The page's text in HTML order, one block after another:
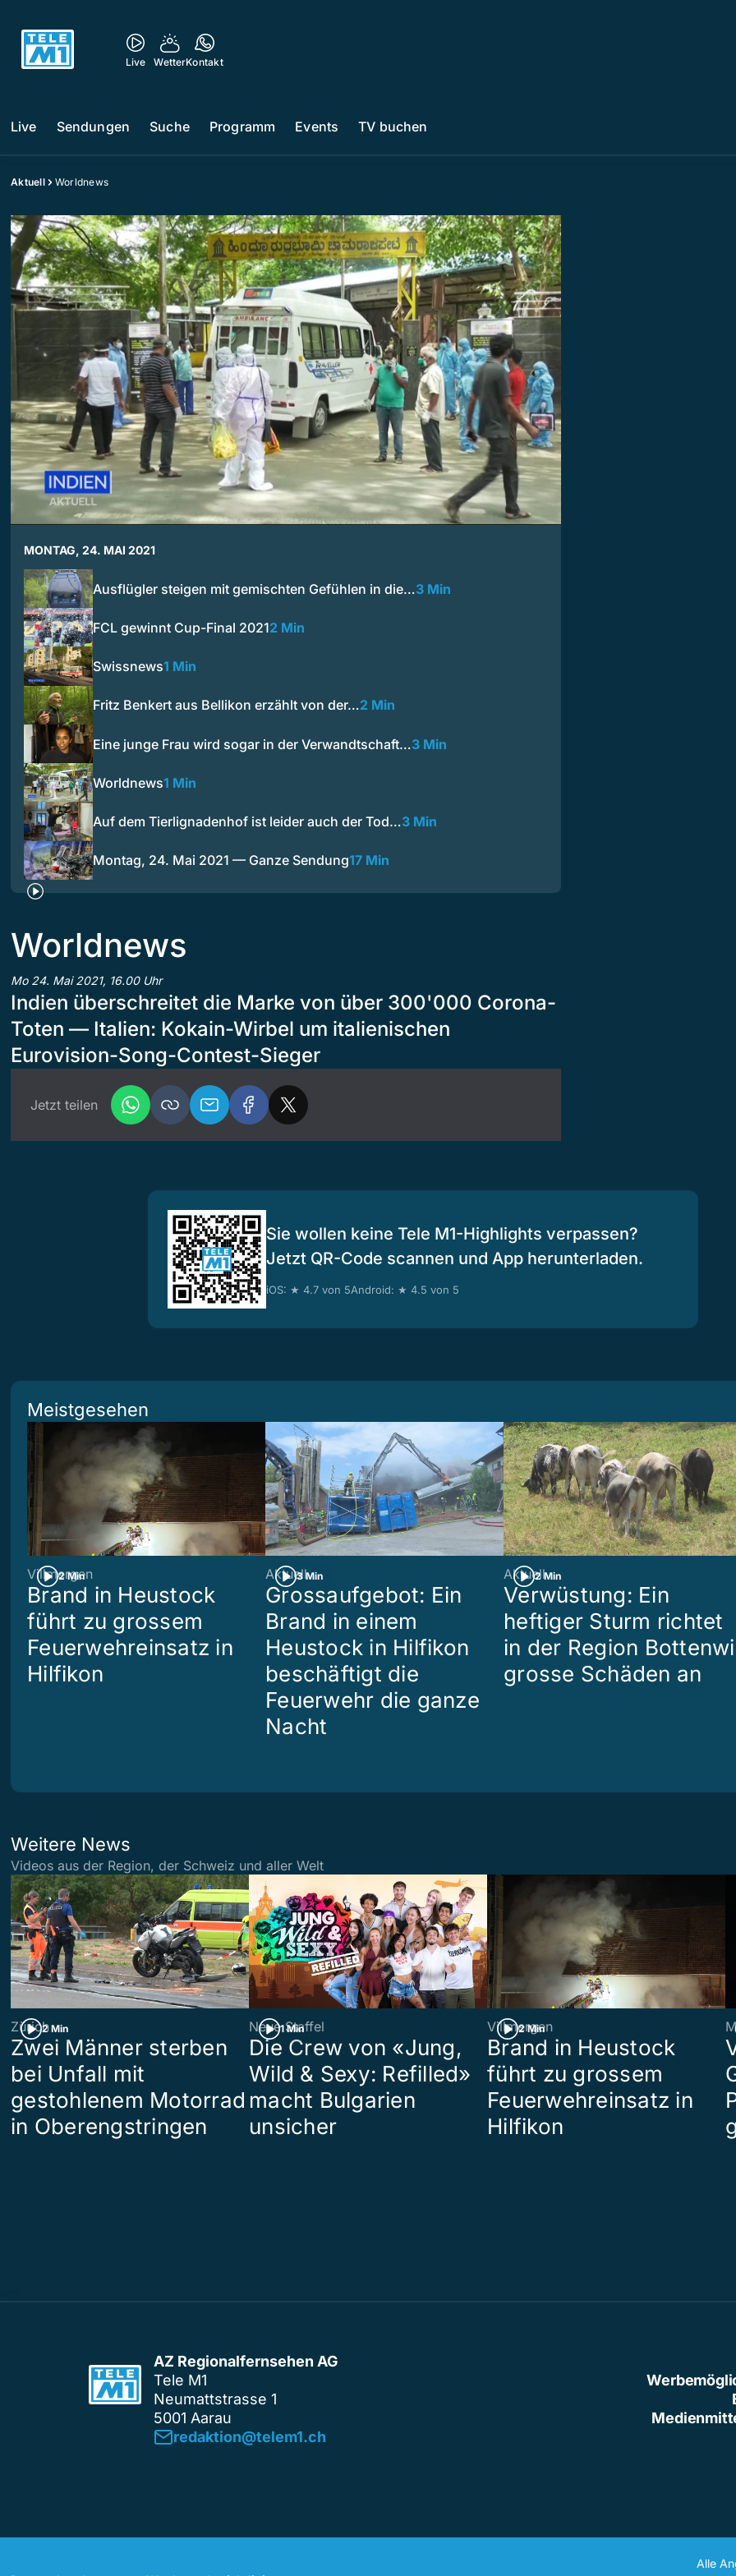
Live WetterKontakt
Live Sendungen Suche Programm Events TV buchen
Aktuell Worldnews
MONTAG, 24. MAI 2021
Ausflügler steigen mit gemischten Gefühlen in die…3 Min
FCL gewinnt Cup-Final 20212 Min
Swissnews1 Min
Fritz Benkert aus Bellikon erzählt von der…2 Min
Eine junge Frau wird sogar in der Verwandtschaft…3 Min
Worldnews1 Min
Auf dem Tierlignadenhof ist leider auch der Tod…3 Min
Montag, 24. Mai 2021 — Ganze Sendung17 Min
Worldnews
Mo 24. Mai 2021, 16.00 Uhr
Indien überschreitet die Marke von über 300'000 Corona-
Toten — Italien: Kokain-Wirbel um italienischen
Eurovision-Song-Contest-Sieger
Jetzt teilen
Sie wollen keine Tele M1-Highlights verpassen?
Jetzt QR-Code scannen und App herunterladen.
iOS: ★ 4.7 von 5Android: ★ 4.5 von 5
Meistgesehen
2 Min
Villmergen
Brand in Heustock
führt zu grossem
Feuerwehreinsatz in
Hilfikon
3 Min
Aktuell
Grossaufgebot: Ein
Brand in einem
Heustock in Hilfikon
beschäftigt die
Feuerwehr die ganze
Nacht
2 Min
Aktuell
Verwüstung: Ein
heftiger Sturm richtet
in der Region
grosse Schäden an
Weitere News
Videos aus der Region, der Schweiz und aller Welt
2 Min
Zürich
Zwei Männer sterben
bei Unfall mit
gestohlenem Motorrad
in Oberengstringen
1 Min
Neue Staffel
Die Crew von «Jung,
Wild & Sexy: Refilled»
macht Bulgarien
unsicher
2 Min
Villmergen
Brand in Heustock
führt zu grossem
Feuerwehreinsatz in
Hilfikon
AZ Regionalfernsehen AG
Tele M1
Neumattstrasse 1
5001 Aarau
redaktion@telem1.ch
Alle